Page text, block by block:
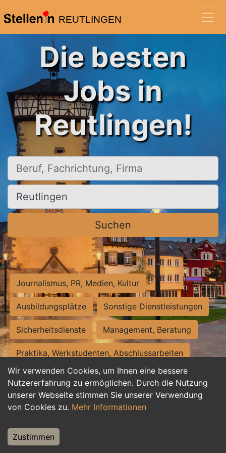
REUTLINGEN
Wir verwenden Cookies, um Ihnen eine bessere
Nutzererfahrung zu ermöglichen. Durch die Nutzung
unserer Webseite stimmen Sie unserer Verwendung
von Cookies zu. Mehr Informationen
Zustimmen
Die besten
Jobs in
Reutlingen!
Beruf, Fachrichtung, Firma
Ort, Stadt
Suchen
Journalismus, PR, Medien, Kultur
Ausbildungsplätze Sonstige Dienstleistungen
Sicherheitsdienste Management, Beratung
Praktika, Werkstudenten, Abschlussarbeiten
Personalwesen Assistenz, Sekretariat
Hilfskräfte, Aushilfs- und Nebenjobs
Weiterbildung, Studium, duale Ausbildung